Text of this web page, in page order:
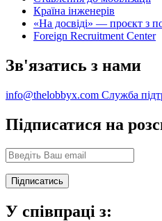
Країна інженерів
«На досвіді» — проєкт з
Foreign Recruitment Center
Зв'язатись з нами
info@thelobbyx.com Служба
Підписатися на
У співпраці з: